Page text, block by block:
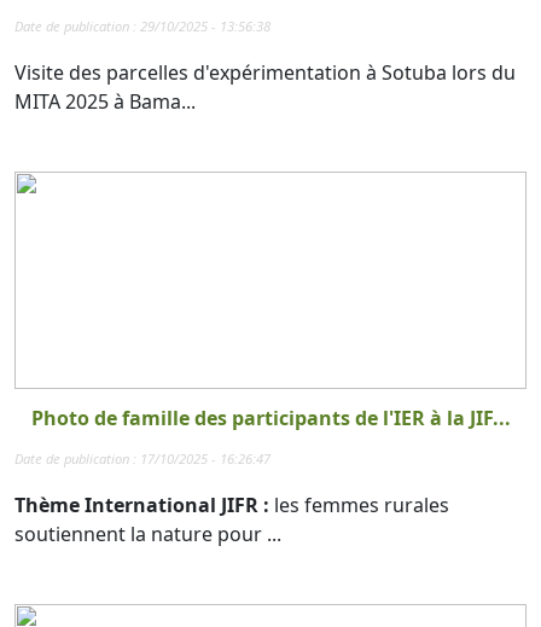
Date de publication : 29/10/2025 - 13:56:38
Visite des parcelles d'expérimentation à Sotuba lors du
MITA 2025 à Bama...
Photo de famille des participants de l'IER à la JIF...
Date de publication : 17/10/2025 - 16:26:47
Thème International JIFR : les femmes rurales
soutiennent la nature pour ...